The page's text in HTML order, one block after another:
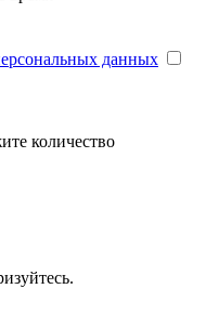
данных
количество